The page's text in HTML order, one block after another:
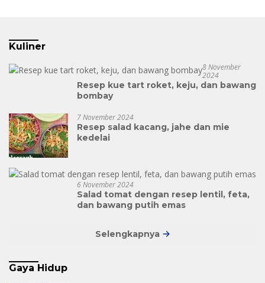
Kuliner
8 November
2024
Resep kue tart roket, keju, dan bawang
bombay
7 November 2024
Resep salad kacang, jahe dan mie
kedelai
6 November 2024
Salad tomat dengan resep lentil, feta,
dan bawang putih emas
Selengkapnya
Gaya Hidup